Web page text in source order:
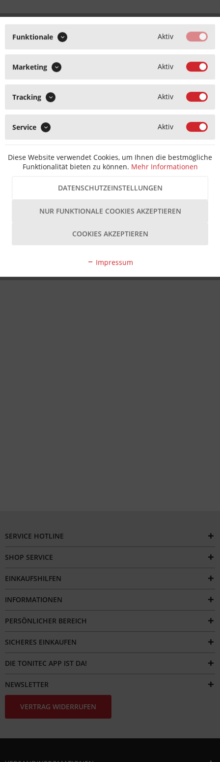
SERVICE HOTLINE
SHOP SERVICE
EINKAUFSHILFEN
INFORMATIONEN
PERSÖNLICHER BEREICH
SICHERES EINKAUFEN
DIE TONITEC APP IST DA!
NEWSLETTER
VERTRAG WIDERRUFEN
Funktionale Aktiv
Marketing Aktiv
Tracking Aktiv
Service Aktiv
Diese Website verwendet Cookies, um Ihnen die bestmögliche
Funktionalität bieten zu können. Mehr Informationen
DATENSCHUTZEINSTELLUNGEN
NUR FUNKTIONALE COOKIES AKZEPTIEREN
COOKIES AKZEPTIEREN
Impressum